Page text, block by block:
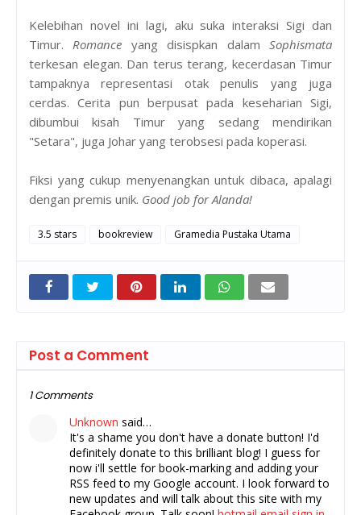
Kelebihan novel ini lagi, aku suka interaksi Sigi dan
Timur. Romance yang disispkan dalamSophismata
terkesan elegan. Dan terus terang, kecerdasan Timur
tampaknya representasi otak penulis yang juga
cerdas. Cerita pun berpusat pada keseharian Sigi,
dibumbui kisah Timur yang sedang mendirikan
"Setara", juga Johar yang terobsesi pada koperasi.
Fiksi yang cukup menyenangkan untuk dibaca, apalagi
dengan premis unik. Good job for Alanda!
3.5 stars bookreview Gramedia Pustaka Utama
Post a Comment
1 Comments
Unknown said…
It's a shame you don't have a donate button! I'd
definitely donate to this brilliant blog! I guess for
now i'll settle for book-marking and adding your
RSS feed to my Google account. I look forward to
new updates and will talk about this site with my